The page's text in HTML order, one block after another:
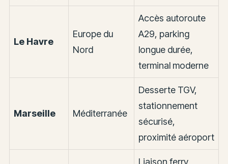
Le Havre
Europe du
Nord
Accès autoroute
A29, parking
longue durée,
terminal moderne
Marseille Méditerranée
Desserte TGV,
stationnement
sécurisé,
proximité aéroport